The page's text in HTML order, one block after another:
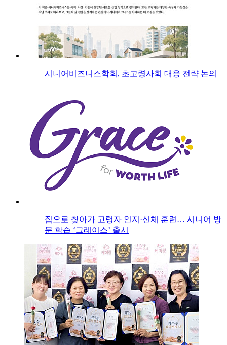
시니어비즈니스학회, 초고령사회 대응 전략 논의
집으로 찾아가 고령자 인지·신체 훈련… 시니어 방
문 학습 ‘그레이스’ 출시